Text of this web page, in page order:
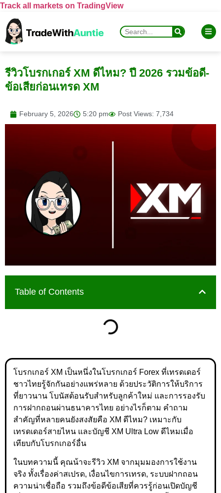
Track all markets on TradingView
รีวิวโบรกเกอร์ XM ดีไหม? ปี 2026 รวมข้อดี-
ข้อเสียก่อนเทรด XM
February 5, 2026 5:20 pm Post Views: 7,734
Table of Contents
โบรกเกอร์ XM เป็นหนึ่งในโบรกเกอร์ Forex ที่เทรดเดอร์
ชาวไทยรู้จักกันอย่างแพร่หลาย ด้วยประวัติการให้บริการ
ที่ยาวนาน โบนัสต้อนรับสำหรับลูกค้าใหม่ และการรองรับ
การฝากถอนผ่านธนาคารไทย อย่างไรก็ตาม คำถาม
สำคัญที่หลายคนยังสงสัยคือ XM ดีไหม? เหมาะกับ
เทรดเดอร์สายไหน และบัญชี XM Ultra Low ดีไหมเมื่อ
เทียบกับโบรกเกอร์อื่น
ในบทความนี้ คุณน้าจะรีวิว XM จากมุมมองการใช้งาน
จริง ทั้งเรื่องค่าสเปรด, เงื่อนไขการเทรด, ระบบฝากถอน
ความน่าเชื่อถือ รวมถึงข้อดีข้อเสียที่ควรรู้ก่อนเปิดบัญชี